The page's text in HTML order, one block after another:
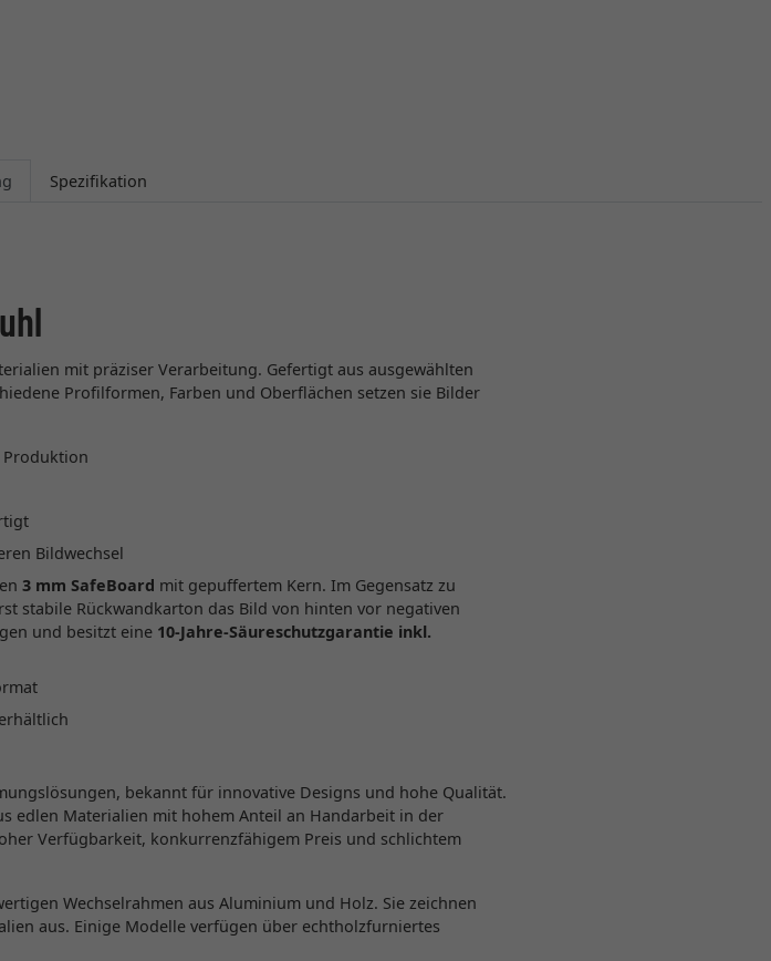
Spezifikation
mit präziser Verarbeitung. Gefertigt aus ausgewählten
Profilformen, Farben und Oberflächen setzen sie Bilder
Produktion
Bildwechsel
3 mm SafeBoard mit gepuffertem Kern. Im Gegensatz zu
stabile Rückwandkarton das Bild von hinten vor negativen
und besitzt eine 10-Jahre-Säureschutzgarantie inkl.
bekannt für innovative Designs und hohe Qualität.
edlen Materialien mit hohem Anteil an Handarbeit in der
Verfügbarkeit, konkurrenzfähigem Preis und schlichtem
Wechselrahmen aus Aluminium und Holz. Sie zeichnen
aus. Einige Modelle verfügen über echtholzfurniertes